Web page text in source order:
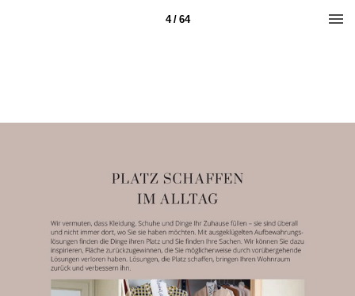
4 / 64